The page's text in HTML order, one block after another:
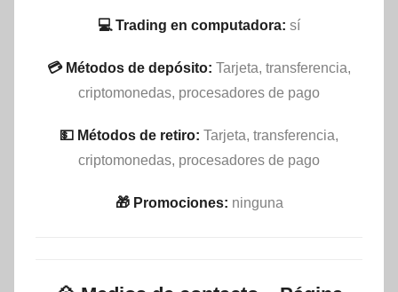
💻 Trading en computadora: sí
💳 Métodos de depósito: Tarjeta, transferencia,
criptomonedas, procesadores de pago
💵​ Métodos de retiro: Tarjeta, transferencia,
criptomonedas, procesadores de pago
🎁 Promociones: ninguna